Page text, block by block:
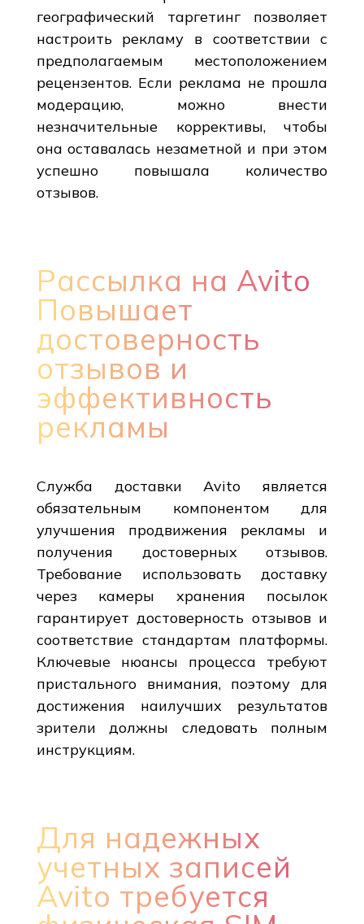
географический таргетинг позволяет
настроить рекламу в соответствии с
предполагаемым местоположением
рецензентов. Если реклама не прошла
модерацию, можно внести
незначительные коррективы, чтобы
она оставалась незаметной и при этом
успешно повышала количество
отзывов.
Рассылка на Avito
Повышает
достоверность
отзывов и
эффективность
рекламы
Служба доставки Avito является
обязательным компонентом для
улучшения продвижения рекламы и
получения достоверных отзывов.
Требование использовать доставку
через камеры хранения посылок
гарантирует достоверность отзывов и
соответствие стандартам платформы.
Ключевые нюансы процесса требуют
пристального внимания, поэтому для
достижения наилучших результатов
зрители должны следовать полным
инструкциям.
Для надежных
учетных записей
Avito требуется